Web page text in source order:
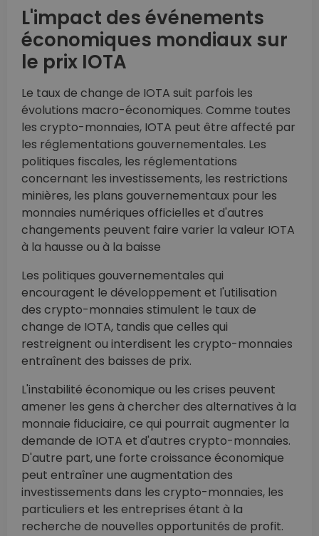
L'impact des événements
économiques mondiaux sur
le prix IOTA
Le taux de change de IOTA suit parfois les
évolutions macro-économiques. Comme toutes
les crypto-monnaies, IOTA peut être affecté par
les réglementations gouvernementales. Les
politiques fiscales, les réglementations
concernant les investissements, les restrictions
minières, les plans gouvernementaux pour les
monnaies numériques officielles et d'autres
changements peuvent faire varier la valeur IOTA
à la hausse ou à la baisse
Les politiques gouvernementales qui
encouragent le développement et l'utilisation
des crypto-monnaies stimulent le taux de
change de IOTA, tandis que celles qui
restreignent ou interdisent les crypto-monnaies
entraînent des baisses de prix.
L'instabilité économique ou les crises peuvent
amener les gens à chercher des alternatives à la
monnaie fiduciaire, ce qui pourrait augmenter la
demande de IOTA et d'autres crypto-monnaies.
D'autre part, une forte croissance économique
peut entraîner une augmentation des
investissements dans les crypto-monnaies, les
particuliers et les entreprises étant à la
recherche de nouvelles opportunités de profit.